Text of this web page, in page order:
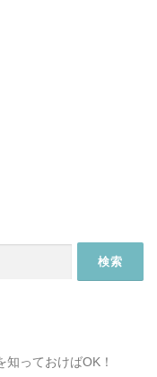
っておけばOK！